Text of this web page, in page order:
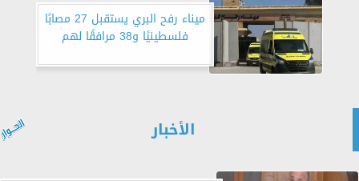
ميناء رفح البري يستقبل 27 مصابًا
فلسطينيًا و38 مرافقًا لهم
الأخبار